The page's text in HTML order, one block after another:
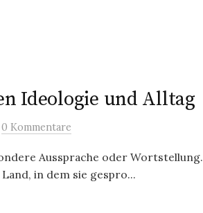
Ideologie und Alltag
0 Kommentare
Aussprache oder Wortstellung.
in dem sie gespro...